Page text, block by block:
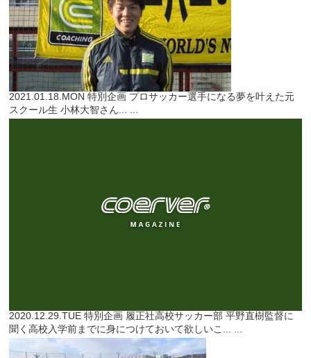
2021.01.18.MON 特別企画 プロサッカー選手になる夢を叶えた元
スクール生 小林大智さん... ...
2020.12.29.TUE 特別企画 履正社高校サッカー部 平野直樹監督に
聞く高校入学前までに身につけておいて欲しいこ...